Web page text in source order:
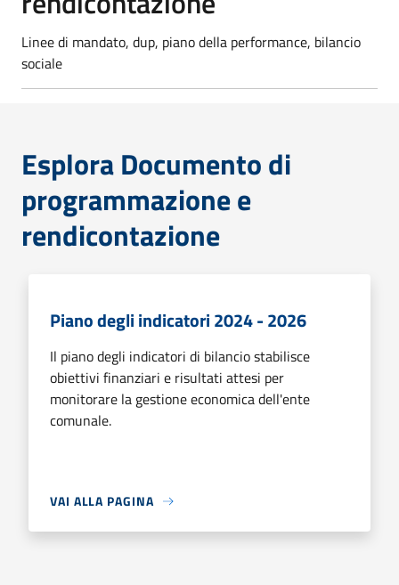
Linee di mandato, dup, piano della performance, bilancio
sociale
Esplora Documento di
programmazione e
rendicontazione
Piano degli indicatori 2024 - 2026
Il piano degli indicatori di bilancio stabilisce
obiettivi finanziari e risultati attesi per
monitorare la gestione economica dell'ente
comunale.
VAI ALLA PAGINA